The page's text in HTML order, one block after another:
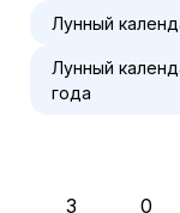
Лунный
Лунный
года
3 0